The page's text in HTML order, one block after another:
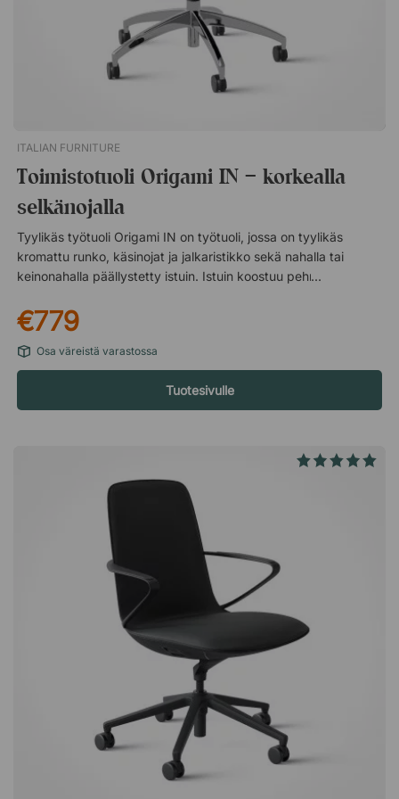
muotoiset valkoiset käsinojat. Korkeussäädettävä. Tyylikäs ja
yksinkertainen muotoilu. Pehmustettu selkänoja ja istuin.
ITALIAN FURNITURE
Toimistotuoli Origami IN – korkealla
selkänojalla
Tyylikäs työtuoli Origami IN on työtuoli, jossa on tyylikäs
kromattu runko, käsinojat ja jalkaristikko sekä nahalla tai
keinonahalla päällystetty istuin. Istuin koostuu pehmustetusta
tuolin tyylikästä ilmettä. Lukittava keinu Tuolissa on mukava
polvikeinu, joka voidaan lukita pystyasentoon ja jonka
vastusta voi säätää painosi mukaan. Polvinivelkeinu tarkoittaa,
että koko istuin kallistuu taaksepäin yhtenä kappaleena, aivan
kuten perinteinen keinutuoli. Pidä verenkierto käynnissä
Origami IN-tuolin istuimessa on mukava vesiputousreuna,
polvitaivetta. Tämän ansiosta istut pitkään mukavasti. Tyylikäs
ja käytännöllinen kahva Tuolin selkänojassa on käytännöllinen
kahva, joka on kromattu rungon tapaan. Kahva tekee tuolista
yhtä houkuttelevan takaa kuin edestä katsottuna ja helpottaa
sen siirtämistä pöydän tai neuvottelupöydän alle ja
alta.Origami IN korkealla selkänojalla on mukava työtuoli, jossa
yhdistyy eksklusiivinen muotoilu ja korkea toiminnallisuus.
Klassisen muotoilunsa ansiosta tuoli sopii yhtä hyvin kotiin kuin
toimistoon – niin moderniin kuin perinteisempäänkin
ympäristöön. Istuinkorkeudensäätö. Polvinivelkeinu, jossa
painovastus. Kromialumiinikäsinojat. Kromiteräsrunko ilman
näkyviä ruuveja. Kiillotettu alumiininen jalkaristikko
€779
Osa väreistä varastossa
Tuotesivulle